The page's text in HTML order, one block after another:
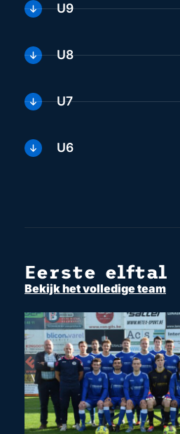
U9
U8
U7
U6
Eerste elftal
Bekijk het volledige team